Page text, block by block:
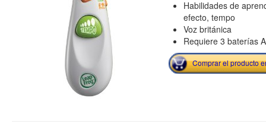
Habilidades de
efecto, tempo
Voz británica
Requiere 3 baterías
Comprar el producto